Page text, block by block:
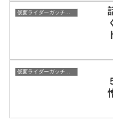
仮面ライダーガッチャード